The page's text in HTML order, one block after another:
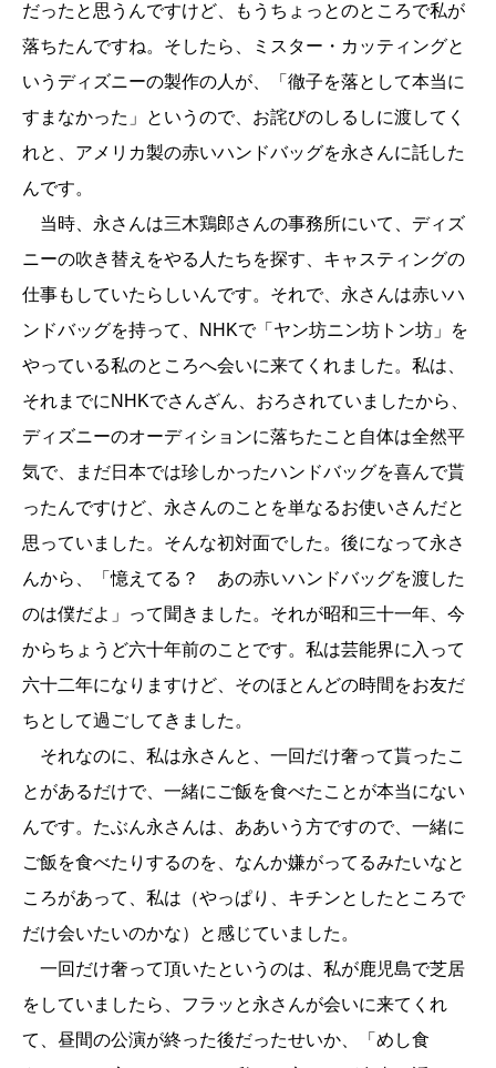
だったと思うんですけど、もうちょっとのところで私が
落ちたんですね。そしたら、ミスター・カッティングと
いうディズニーの製作の人が、「徹子を落として本当に
すまなかった」というので、お詫びのしるしに渡してく
れと、アメリカ製の赤いハンドバッグを永さんに託した
んです。
当時、永さんは三木鶏郎さんの事務所にいて、ディズ
ニーの吹き替えをやる人たちを探す、キャスティングの
仕事もしていたらしいんです。それで、永さんは赤いハ
ンドバッグを持って、NHKで「ヤン坊ニン坊トン坊」を
やっている私のところへ会いに来てくれました。私は、
それまでにNHKでさんざん、おろされていましたから、
ディズニーのオーディションに落ちたこと自体は全然平
気で、まだ日本では珍しかったハンドバッグを喜んで貰
ったんですけど、永さんのことを単なるお使いさんだと
思っていました。そんな初対面でした。後になって永さ
んから、「憶えてる？ あの赤いハンドバッグを渡した
のは僕だよ」って聞きました。それが昭和三十一年、今
からちょうど六十年前のことです。私は芸能界に入って
六十二年になりますけど、そのほとんどの時間をお友だ
ちとして過ごしてきました。
それなのに、私は永さんと、一回だけ奢って貰ったこ
とがあるだけで、一緒にご飯を食べたことが本当にない
んです。たぶん永さんは、ああいう方ですので、一緒に
ご飯を食べたりするのを、なんか嫌がってるみたいなと
ころがあって、私は（やっぱり、キチンとしたところで
だけ会いたいのかな）と感じていました。
一回だけ奢って頂いたというのは、私が鹿児島で芝居
をしていましたら、フラッと永さんが会いに来てくれ
て、昼間の公演が終った後だったせいか、「めし食